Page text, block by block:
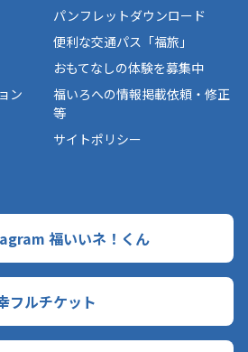
ン
パンフレットダウンロード
便利な交通パス「福旅」
おもてなしの体験を募集中
福いろへの情報掲載依頼・修正
等
サイトポリシー
福いいネ！くん
フルチケット